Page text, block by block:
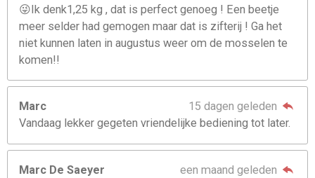
😜Ik denk1,25 kg , dat is perfect genoeg ! Een beetje
meer selder had gemogen maar dat is zifterij ! Ga het
niet kunnen laten in augustus weer om de mosselen te
komen!!
Marc
15 dagen geleden
Vandaag lekker gegeten vriendelijke bediening tot later.
Marc De Saeyer
een maand geleden